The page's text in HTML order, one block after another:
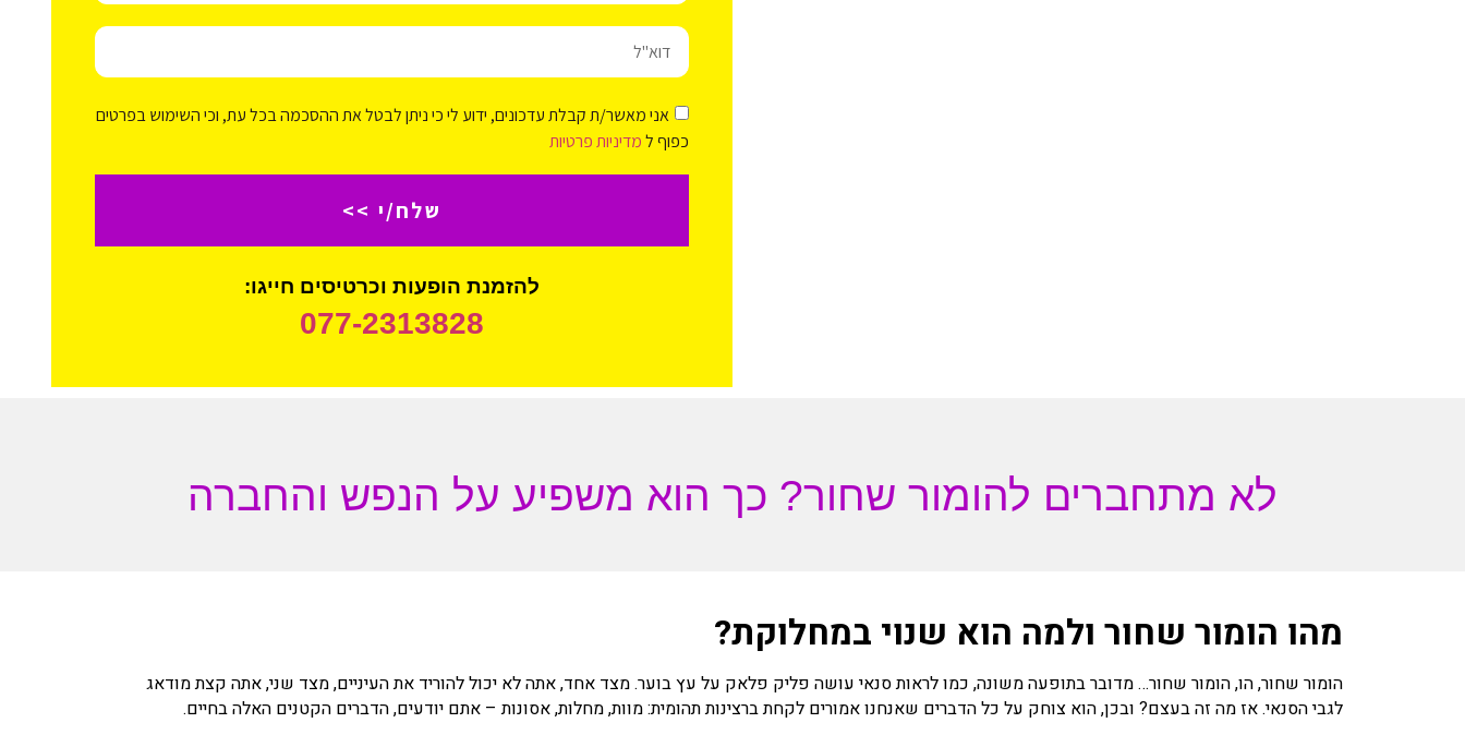
אני מאשר/ת קבלת עדכונים, ידוע לי כי ניתן לבטל את ההסכמה בכל עת, וכי השימוש בפרטים
כפוף למדיניות פרטיות
שלח/י >>
להזמנת הופעות וכרטיסים חייגו:
077-2313828
לא מתחברים להומור שחור? כך הוא משפיע על הנפש והחברה
מהו הומור שחור ולמה הוא שנוי במחלוקת?
הומור שחור, הו, הומור שחור… מדובר בתופעה משונה, כמו לראות סנאי עושה פליק פלאק על עץ בוער. מצד אחד, אתה לא יכול להוריד את העיניים, מצד שני, אתה קצת מודאג
לגבי הסנאי. אז מה זה בעצם? ובכן, הוא צוחק על כל הדברים שאנחנו אמורים לקחת ברצינות תהומית: מוות, מחלות, אסונות – אתם יודעים, הדברים הקטנים האלה בחיים.